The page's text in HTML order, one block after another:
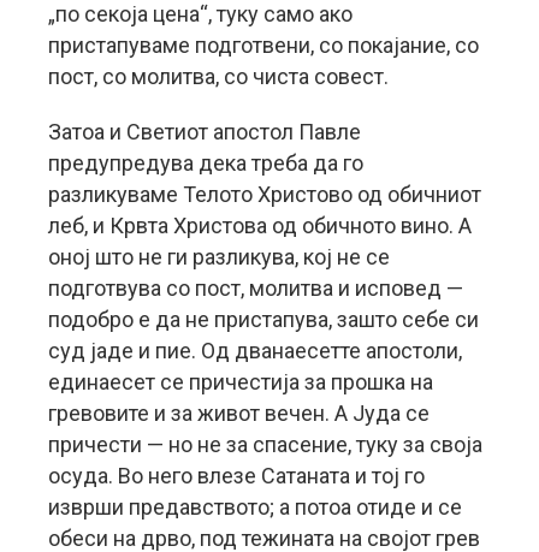
„по секоја цена“, туку само ако
пристапуваме подготвени, со покајание, со
пост, со молитва, со чиста совест.
Затоа и Светиот апостол Павле
предупредува дека треба да го
разликуваме Телото Христово од обичниот
леб, и Крвта Христова од обичното вино. А
оној што не ги разликува, кој не се
подготвува со пост, молитва и исповед —
подобро е да не пристапува, зашто себе си
суд јаде и пие. Од дванаесетте апостоли,
единаесет се причестија за прошка на
гревовите и за живот вечен. А Јуда се
причести — но не за спасение, туку за своја
осуда. Во него влезе Сатаната и тој го
изврши предавството; а потоа отиде и се
обеси на дрво, под тежината на својот грев